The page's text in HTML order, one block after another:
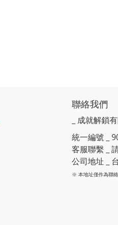
聯絡我們
_ 成就解鎖
統一編號 _
客服聯繫 _
公司地址 _
※ 本地址僅作為聯